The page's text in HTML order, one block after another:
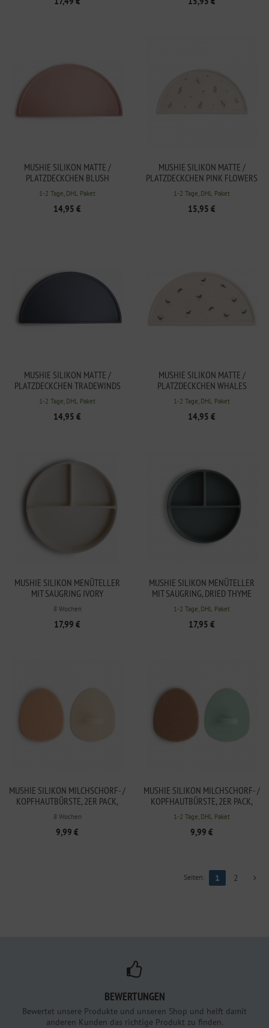
MUSHIE SILIKON MATTE /
PLATZDECKCHEN BLUSH
1-2 Tage, DHL Paket
14,95 €
MUSHIE SILIKON MATTE /
PLATZDECKCHEN PINK FLOWERS
1-2 Tage, DHL Paket
15,95 €
MUSHIE SILIKON MATTE /
PLATZDECKCHEN TRADEWINDS
1-2 Tage, DHL Paket
14,95 €
MUSHIE SILIKON MATTE /
PLATZDECKCHEN WHALES
1-2 Tage, DHL Paket
14,95 €
MUSHIE SILIKON MENÜTELLER
MIT SAUGRING IVORY
8 Wochen
17,99 €
MUSHIE SILIKON MENÜTELLER
MIT SAUGRING, DRIED THYME
1-2 Tage, DHL Paket
17,95 €
MUSHIE SILIKON MILCHSCHORF- /
KOPFHAUTBÜRSTE, 2ER PACK,
BLUSH/SHIFTING SAND
8 Wochen
9,99 €
MUSHIE SILIKON MILCHSCHORF- /
KOPFHAUTBÜRSTE, 2ER PACK,
NATURAL/CAMBRIDGE BLUE
1-2 Tage, DHL Paket
9,99 €
Seiten: 1 2
BEWERTUNGEN
Bewertet unsere Produkte und unseren Shop und helft damit
anderen Kunden das richtige Produkt zu finden.